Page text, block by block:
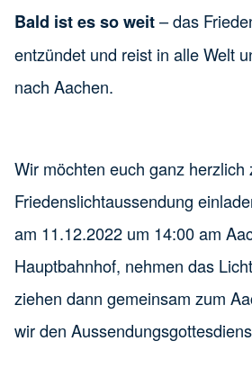
Bald ist es so weit– das
entzündet und reist in alle Welt
nach Aachen.
Wir möchten euch ganz herzlich
Friedenslichtaussendung
am 11.12.2022 um 14:00 am
Hauptbahnhof, nehmen das
ziehen dann gemeinsam zum
wir den